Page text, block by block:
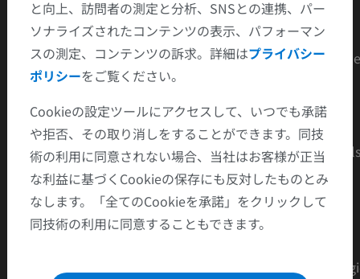
- % malignant : ~ 5 %
- Thought to be benign but need follow-up to prove
benignity by showing stability
Bosniak III
- Cystic masses with thickened irregular or smooth walls
or septa and in which measurable enhancement is
present;
- % malignant : ~ 50%
- Need surgical intervention in most cases with
と向上、訪問者の測定と分析、SNSとの連携、パー
ソナライズされたコンテンツの表示、パフォーマン
スの測定、コンテンツの訴求。詳細はプライバシー
ポリシーをご覧ください。
Cookieの設定ツールにアクセスして、いつでも承諾
や拒否、その取り消しをすることができます。同技
術の利用に同意されない場合、当社はお客様が正当
な利益に基づくCookieの保存にも反対したものとみ
なします。「全てのCookieを承諾」をクリックして
同技術の利用に同意することもできます。